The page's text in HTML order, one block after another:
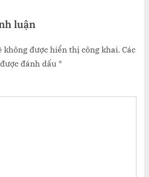
luận
không được hiển thị công khai. Các
đánh dấu *